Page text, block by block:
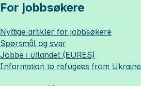
For jobbsøkere
Nyttige artikler for jobbsøkere
Spørsmål og svar
Jobbe i utlandet (EURES)
Information to refugees from Ukraine